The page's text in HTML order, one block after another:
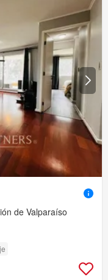
de Valparaíso